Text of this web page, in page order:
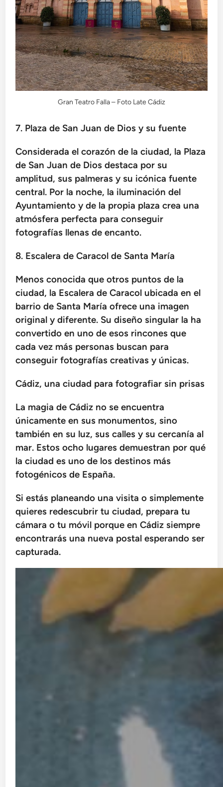
Gran Teatro Falla – Foto Late Cádiz
7. Plaza de San Juan de Dios y su fuente
Considerada el corazón de la ciudad, la Plaza
de San Juan de Dios destaca por su
amplitud, sus palmeras y su icónica fuente
central. Por la noche, la iluminación del
Ayuntamiento y de la propia plaza crea una
atmósfera perfecta para conseguir
fotografías llenas de encanto.
8. Escalera de Caracol de Santa María
Menos conocida que otros puntos de la
ciudad, la Escalera de Caracol ubicada en el
barrio de Santa María ofrece una imagen
original y diferente. Su diseño singular la ha
convertido en uno de esos rincones que
cada vez más personas buscan para
conseguir fotografías creativas y únicas.
Cádiz, una ciudad para fotografiar sin prisas
La magia de Cádiz no se encuentra
únicamente en sus monumentos, sino
también en su luz, sus calles y su cercanía al
mar. Estos ocho lugares demuestran por qué
la ciudad es uno de los destinos más
fotogénicos de España.
Si estás planeando una visita o simplemente
quieres redescubrir tu ciudad, prepara tu
cámara o tu móvil porque en Cádiz siempre
encontrarás una nueva postal esperando ser
capturada.